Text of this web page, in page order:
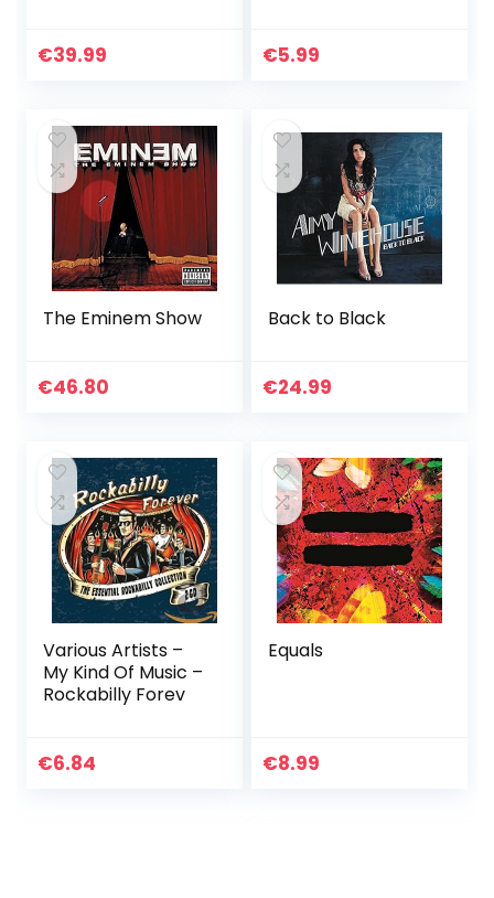
€39.99 €5.99
The Eminem Show
€46.80
Back to Black
€24.99
Various Artists –
My Kind Of Music –
Rockabilly Forev
€6.84
Equals
€8.99